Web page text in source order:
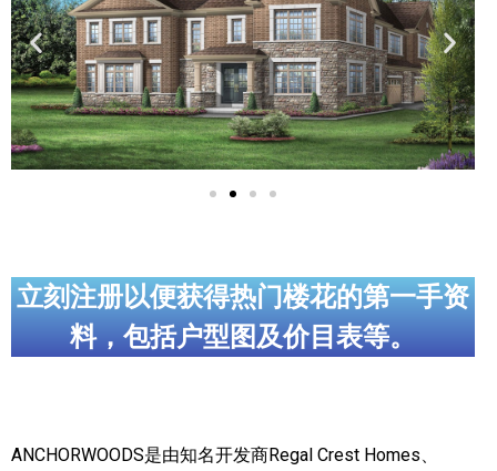
大多伦多医疗机构
加拿大银行贷款机构
大多伦多交通网络
常用查询工具
走近加拿大
为什么移民加拿大
定居安大略省
立刻注册以便获得热门楼花的第一手资
料，包括户型图及价目表等。
ANCHORWOODS是由知名开发商Regal Crest Homes、